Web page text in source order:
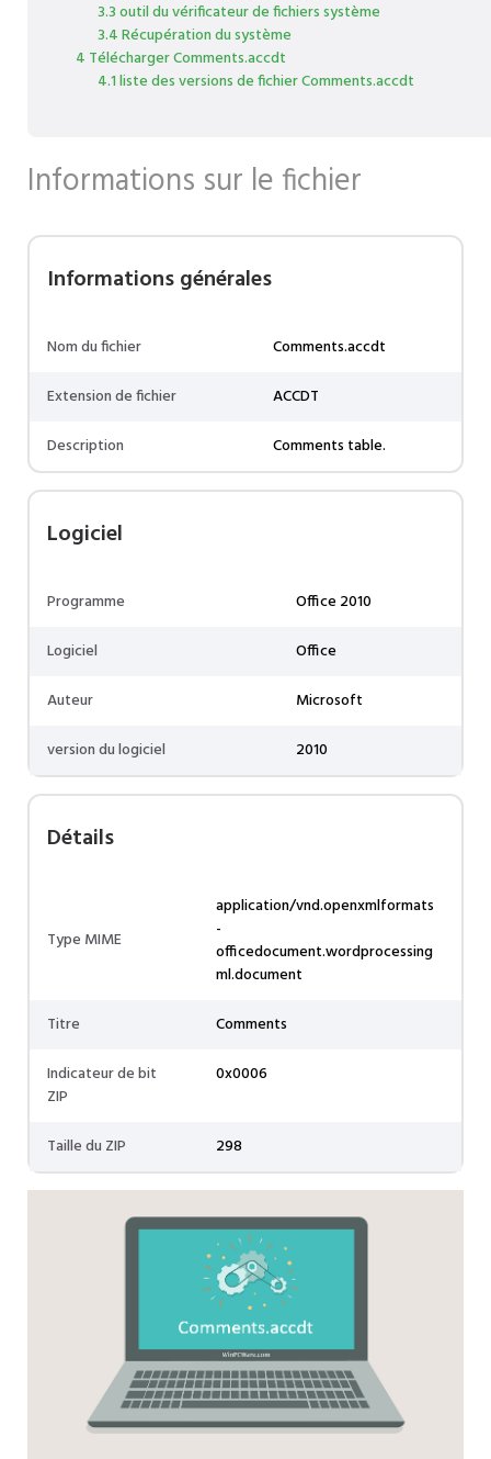
3.3 outil du vérificateur de fichiers système
3.4 Récupération du système
4 Télécharger Comments.accdt
4.1 liste des versions de fichier Comments.accdt
Informations sur le fichier
Informations générales
Nom du fichier
Comments.accdt
Extension de fichier
ACCDT
Description
Comments table.
Logiciel
Programme
Office 2010
Logiciel
Office
Auteur
Microsoft
version du logiciel
2010
Détails
Type MIME
application/vnd.openxmlformats
-
officedocument.wordprocessing
ml.document
Titre
Comments
Indicateur de bit
ZIP
0x0006
Taille du ZIP 298